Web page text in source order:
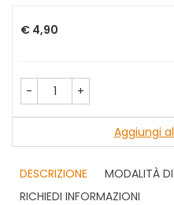
€ 4,90
- +
Aggiungi
DESCRIZIONE
MODALITÀ DI
RICHIEDI INFORMAZIONI